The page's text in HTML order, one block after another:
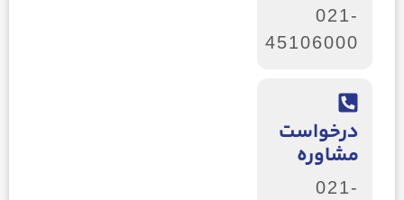
021-
45106000
درخواست
مشاوره
021-